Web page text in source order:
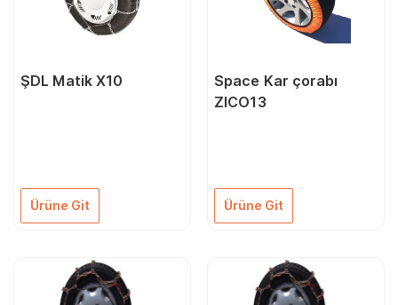
ŞDL Matik X10
Ürüne Git
Space Kar çorabı
ZICO13
Ürüne Git